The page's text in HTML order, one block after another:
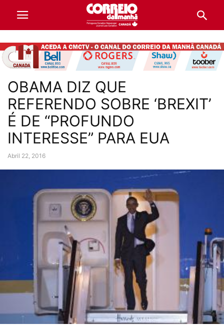
OBAMA DIZ QUE
REFERENDO SOBRE ‘BREXIT’
É DE “PROFUNDO
INTERESSE” PARA EUA
Abril 22, 2016